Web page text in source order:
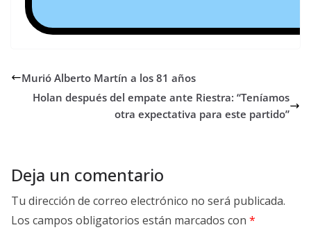
Murió Alberto Martín a los 81 años
Holan después del empate ante Riestra: “Teníamos
otra expectativa para este partido”
Deja un comentario
Tu dirección de correo electrónico no será publicada.
Los campos obligatorios están marcados con *